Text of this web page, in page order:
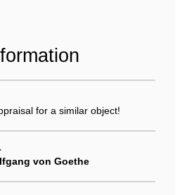
for a similar object!
von Goethe